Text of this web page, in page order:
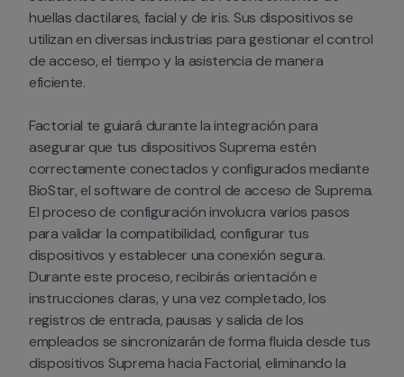
huellas dactilares, facial y de iris. Sus dispositivos se
utilizan en diversas industrias para gestionar el control
de acceso, el tiempo y la asistencia de manera
eficiente.
Factorial te guiará durante la integración para
asegurar que tus dispositivos Suprema estén
correctamente conectados y configurados mediante
BioStar, el software de control de acceso de Suprema.
El proceso de configuración involucra varios pasos
para validar la compatibilidad, configurar tus
dispositivos y establecer una conexión segura.
Durante este proceso, recibirás orientación e
instrucciones claras, y una vez completado, los
registros de entrada, pausas y salida de los
empleados se sincronizarán de forma fluida desde tus
dispositivos Suprema hacia Factorial, eliminando la